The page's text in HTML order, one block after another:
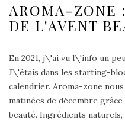
AROMA-ZONE
DE L'AVENT
En 2021, j\'ai vu l\'info un
J\'étais dans les starting-
calendrier. Aroma-zone
matinées de décembre
beauté. Ingrédients